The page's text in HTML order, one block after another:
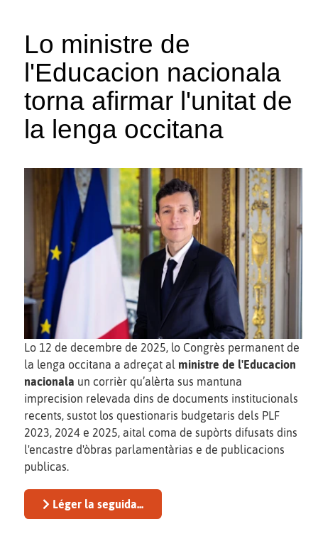
Lo ministre de
l'Educacion nacionala
torna afirmar l'unitat de
la lenga occitana
Lo 12 de decembre de 2025, lo Congrès permanent de
la lenga occitana a adreçat al ministre de l'Educacion
nacionala un corrièr qu’alèrta sus mantuna
imprecision relevada dins de documents institucionals
recents, sustot los questionaris budgetaris dels PLF
2023, 2024 e 2025, aital coma de supòrts difusats dins
l'encastre d'òbras parlamentàrias e de publicacions
publicas.
Léger la seguida...